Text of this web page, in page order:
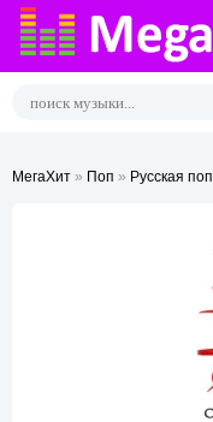
МегаХит » Поп » Русская